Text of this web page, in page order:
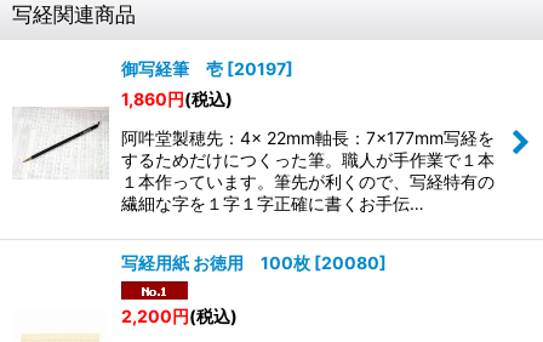
写経関連商品
御写経筆 壱 [20197]
1,860円(税込)
阿吽堂製穂先：4× 22mm軸長：7×177mm写経を
するためだけにつくった筆。職人が手作業で１本
１本作っています。筆先が利くので、写経特有の
繊細な字を１字１字正確に書くお手伝…
写経用紙 お徳用 100枚 [20080]
2,200円(税込)